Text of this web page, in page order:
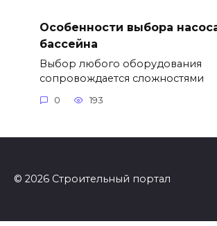
Особенности выбора
бассейна
Выбор любого оборудования
сопровождается сложностями
0 193
© 2026 Строительный портал